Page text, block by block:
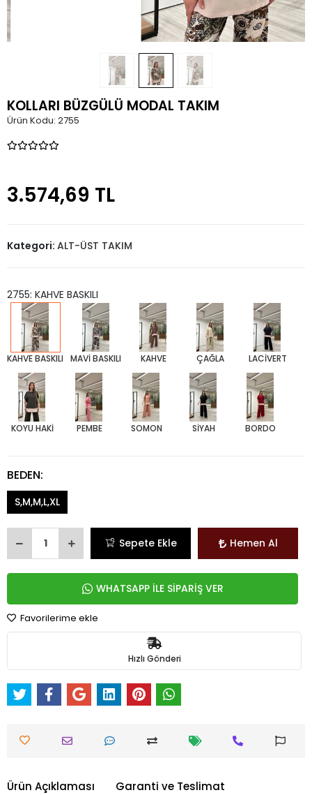
KOLLARI BÜZGÜLÜ MODAL TAKIM
Ürün Kodu: 2755
3.574,69 TL
Kategori: ALT-ÜST TAKIM
2755: KAHVE BASKILI
KAHVE BASKILI MAVİ BASKILI KAHVE ÇAĞLA LACİVERT
KOYU HAKİ PEMBE SOMON SİYAH BORDO
BEDEN:
S,M,M,L,XL
Sepete Ekle Hemen Al
WHATSAPP İLE SİPARİŞ VER
Favorilerime ekle
Hızlı Gönderi
Ürün Açıklaması Garanti ve Teslimat